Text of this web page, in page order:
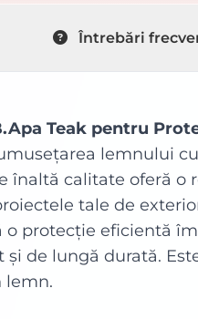
Întrebări
Teak pentru
lemnului
înaltă calitate oferă o
tale de
protecție eficientă
de lungă durată.
lemn.